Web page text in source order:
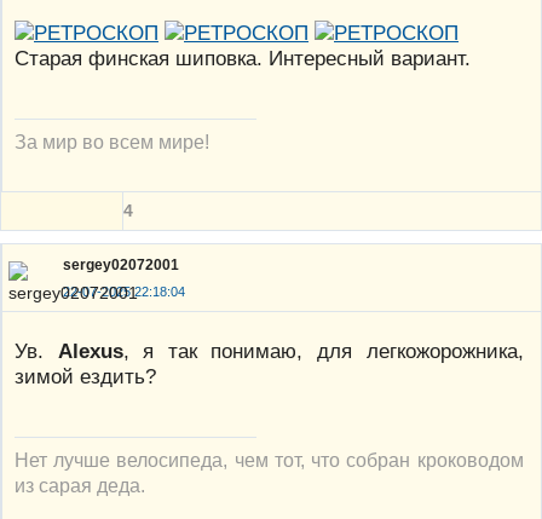
Старая финская шиповка. Интересный вариант.
За мир во всем мире!
4
sergey02072001
22-07-2025 22:18:04
Ув. Alexus, я так понимаю, для легкожорожника,
зимой ездить?
Нет лучше велосипеда, чем тот, что собран кроководом
из сарая деда.